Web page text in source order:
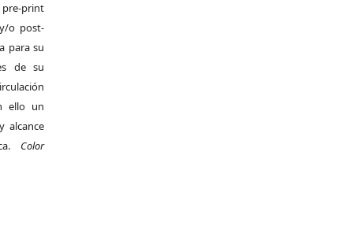
print
o post-
para su
de su
ello un
alcance
Color